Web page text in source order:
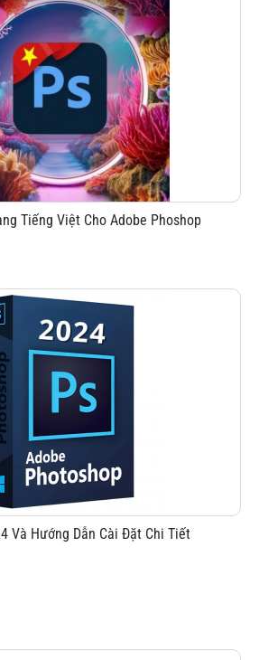
Tiếng Việt Cho Adobe Phoshop
Và Hướng Dẫn Cài Đặt Chi Tiết